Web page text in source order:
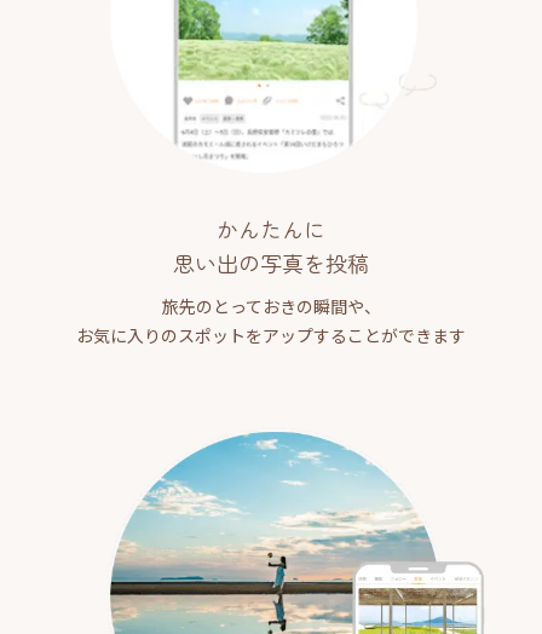
かんたんに
思い出の写真を投稿
旅先のとっておきの瞬間や、
お気に入りのスポットをアップすることができます